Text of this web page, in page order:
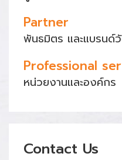
Partner
พันธมิตร และแบรนด์
Professional
หน่วยงานและองค์กร
Contact Us